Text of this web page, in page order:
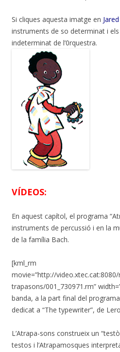
Si cliques aquesta imatge en Jared
instruments de so determinat i
indeterminat de l’0rquestra.
VÍDEOS:
En aquest capítol, el programa
instruments de percussió i en la
de la família Bach.
[kml_rm
movie=”http://
trapasons/001_730971.rm”
banda, a la part final del
dedicat a “The typewriter”, de
L’Atrapa-sons construeix un
testos i l’Atrapamosques